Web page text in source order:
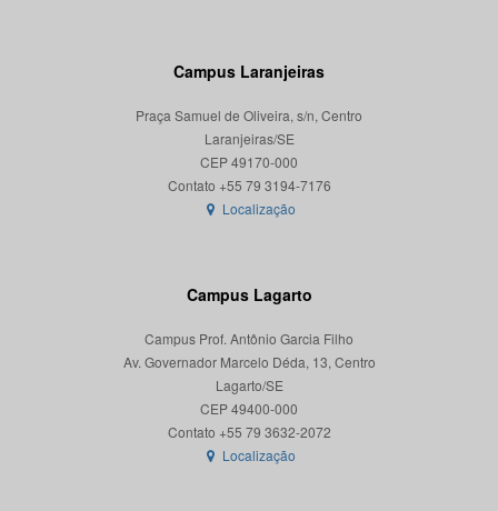
Campus Laranjeiras
Praça Samuel de Oliveira, s/n, Centro
Laranjeiras/SE
CEP 49170-000
Localização
Campus Lagarto
Campus Prof. Antônio Garcia Filho
Av. Governador Marcelo Déda, 13, Centro
Lagarto/SE
CEP 49400-000
Localização